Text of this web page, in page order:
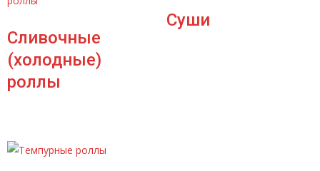
Сливочные
(холодные)
роллы
Суши